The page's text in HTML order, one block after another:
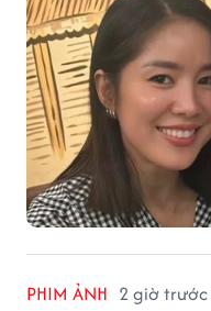
PHIM ẢNH 2 giờ trước